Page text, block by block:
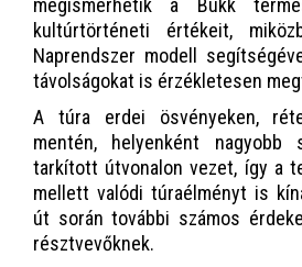
megismerhetik a Bükk
kultúrtörténeti értékeit,
Naprendszer modell
távolságokat is érzékletesen
A túra erdei ösvényeken,
mentén, helyenként nagyobb
tarkított útvonalon vezet, így a
mellett valódi túraélményt is
út során további számos
résztvevőknek.